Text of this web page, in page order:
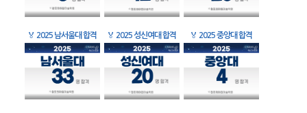
🏅 2025 남서울대 합격 🏅 2025 성신여대 합격 🏅 2025 중앙대 합격